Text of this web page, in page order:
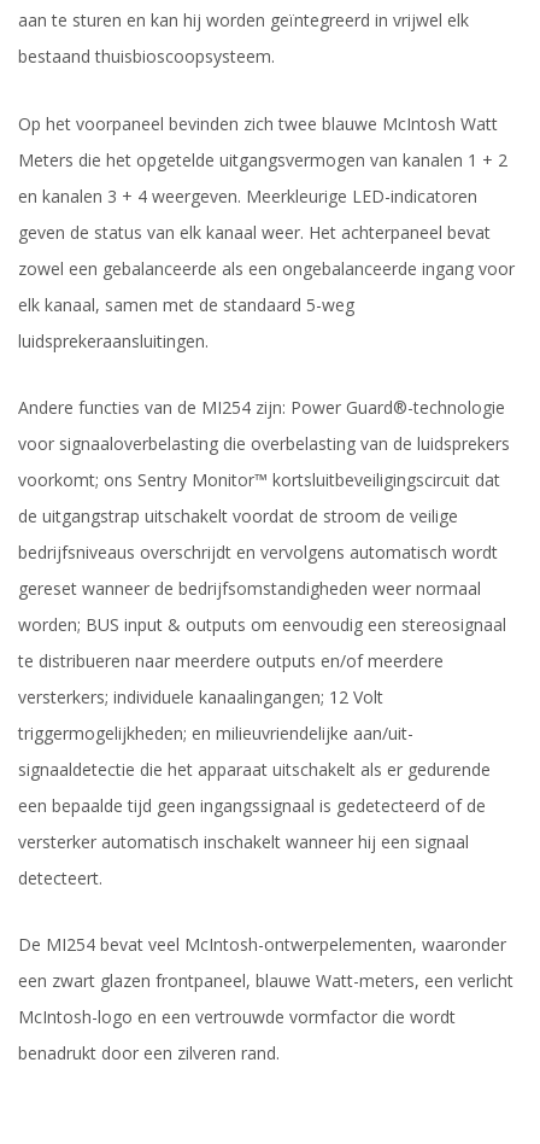
aan te sturen en kan hij worden geïntegreerd in vrijwel elk
bestaand thuisbioscoopsysteem.
Op het voorpaneel bevinden zich twee blauwe McIntosh Watt
Meters die het opgetelde uitgangsvermogen van kanalen 1 + 2
en kanalen 3 + 4 weergeven. Meerkleurige LED-indicatoren
geven de status van elk kanaal weer. Het achterpaneel bevat
zowel een gebalanceerde als een ongebalanceerde ingang voor
elk kanaal, samen met de standaard 5-weg
luidsprekeraansluitingen.
Andere functies van de MI254 zijn: Power Guard®-technologie
voor signaaloverbelasting die overbelasting van de luidsprekers
voorkomt; ons Sentry Monitor™ kortsluitbeveiligingscircuit dat
de uitgangstrap uitschakelt voordat de stroom de veilige
bedrijfsniveaus overschrijdt en vervolgens automatisch wordt
gereset wanneer de bedrijfsomstandigheden weer normaal
worden; BUS input & outputs om eenvoudig een stereosignaal
te distribueren naar meerdere outputs en/of meerdere
versterkers; individuele kanaalingangen; 12 Volt
triggermogelijkheden; en milieuvriendelijke aan/uit-
signaaldetectie die het apparaat uitschakelt als er gedurende
een bepaalde tijd geen ingangssignaal is gedetecteerd of de
versterker automatisch inschakelt wanneer hij een signaal
detecteert.
De MI254 bevat veel McIntosh-ontwerpelementen, waaronder
een zwart glazen frontpaneel, blauwe Watt-meters, een verlicht
McIntosh-logo en een vertrouwde vormfactor die wordt
benadrukt door een zilveren rand.